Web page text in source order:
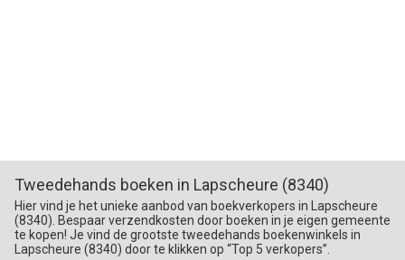
Tweedehands boeken in Lapscheure (8340)
Hier vind je het unieke aanbod van boekverkopers in Lapscheure
(8340). Bespaar verzendkosten door boeken in je eigen gemeente
te kopen! Je vind de grootste tweedehands boekenwinkels in
Lapscheure (8340) door te klikken op “Top 5 verkopers”.